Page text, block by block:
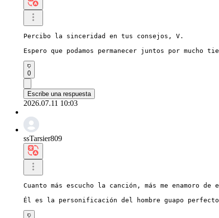
Percibo la sinceridad en tus consejos, V.
Espero que podamos permanecer juntos por mucho
0
Escribe una respuesta
2026.07.11 10:03
ssTarsier809
Cuanto más escucho la canción, más me enamoro de
Él es la personificación del hombre guapo